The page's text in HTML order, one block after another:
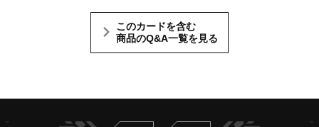
このカードを含む
商品のQ&A一覧を見る